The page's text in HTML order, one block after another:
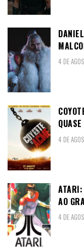
4 DE
4 DE
ATARI:
AO
4 DE